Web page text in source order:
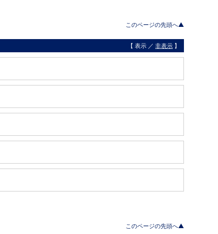
このページの先頭へ▲
【 表示 ／ 非表示 】
このページの先頭へ▲